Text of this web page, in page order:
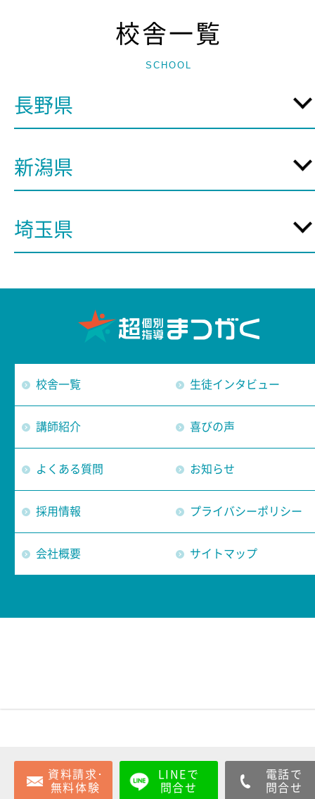
校舎一覧
SCHOOL
長野県
新潟県
埼玉県
校舎一覧 生徒インタビュー
講師紹介 喜びの声
よくある質問 お知らせ
採用情報 プライバシーポリシー
会社概要 サイトマップ
資料請求･
無料体験
LINEで
問合せ
電話で
問合せ